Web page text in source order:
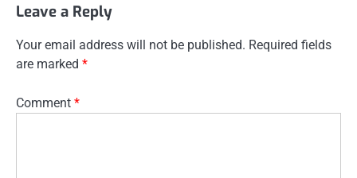
Leave a Reply
Your email address will not be published. Required fields
are marked *
Comment *